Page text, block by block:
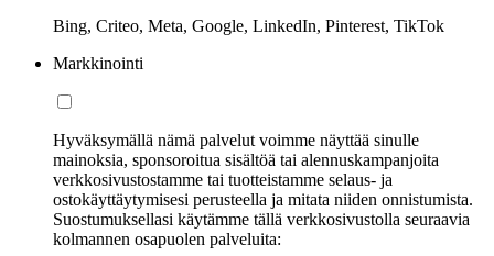
Bing, Criteo, Meta, Google, LinkedIn, Pinterest, TikTok
Markkinointi
Hyväksymällä nämä palvelut voimme näyttää sinulle
mainoksia, sponsoroitua sisältöä tai alennuskampanjoita
verkkosivustostamme tai tuotteistamme selaus- ja
ostokäyttäytymisesi perusteella ja mitata niiden onnistumista.
Suostumuksellasi käytämme tällä verkkosivustolla seuraavia
kolmannen osapuolen palveluita: